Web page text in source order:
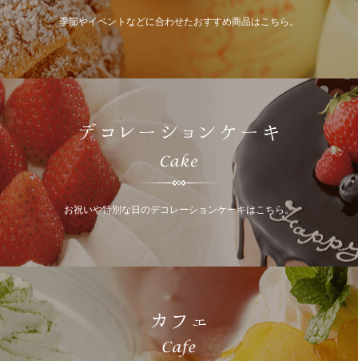
季節やイベントなどに合わせたおすすめ商品はこちら。
デコレーションケーキ
お祝いや特別な日のデコレーションケーキはこちら。
カフェ